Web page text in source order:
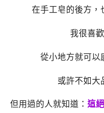
在手工皂的後方，
我很喜
從小地方就可以
或許不如大
但用過的人就知道： 這